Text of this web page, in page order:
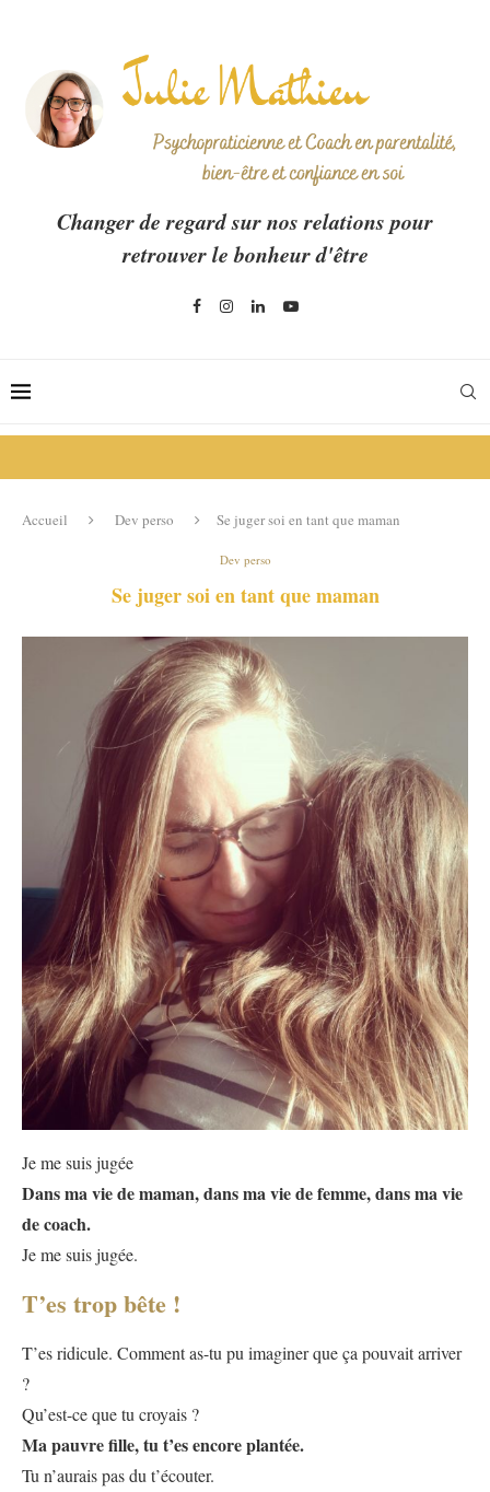
Changer de regard sur nos relations pour
retrouver le bonheur d'être
Accueil Dev perso Se juger soi en tant que maman
Dev perso
Se juger soi en tant que maman
Je me suis jugée
Dans ma vie de maman, dans ma vie de femme, dans ma vie
de coach.
Je me suis jugée.
T’es trop bête !
T’es ridicule. Comment as-tu pu imaginer que ça pouvait arriver
?
Qu’est-ce que tu croyais ?
Ma pauvre fille, tu t’es encore plantée.
Tu n’aurais pas du t’écouter.